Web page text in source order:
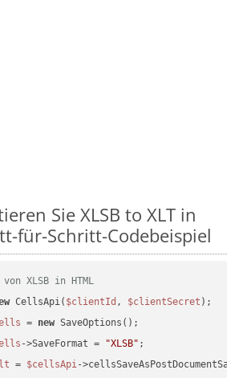
Sie XLSB to XLT in
für-Schritt-Codebeispiel
XLSB in HTML
CellsApi( $clientId , $clientSecret
= new
->SaveFormat = "XLSB"
= $cellsApi-